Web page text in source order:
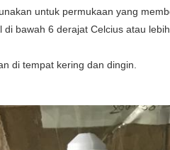
untuk permukaan yang
di bawah 6 derajat Celcius atau
di tempat kering dan dingin.